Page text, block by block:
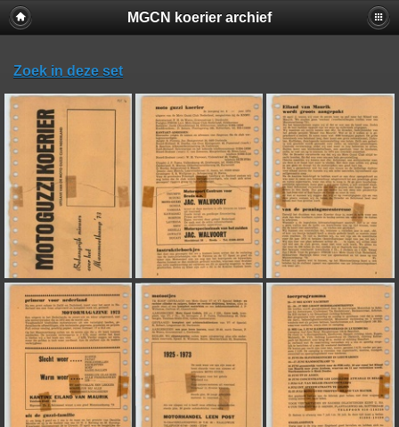
MGCN koerier archief
Zoek in deze set